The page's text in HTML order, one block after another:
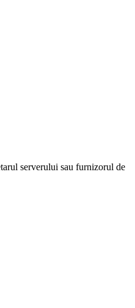
serverului sau furnizorul de